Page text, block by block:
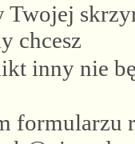
chcesz
inny nie
formularzu